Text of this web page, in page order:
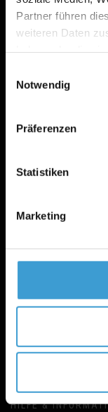
Partner führen
weiteren Daten
Notwendig
Präferenzen
Statistiken
Marketing
+49 6051 9773520
HILFE &